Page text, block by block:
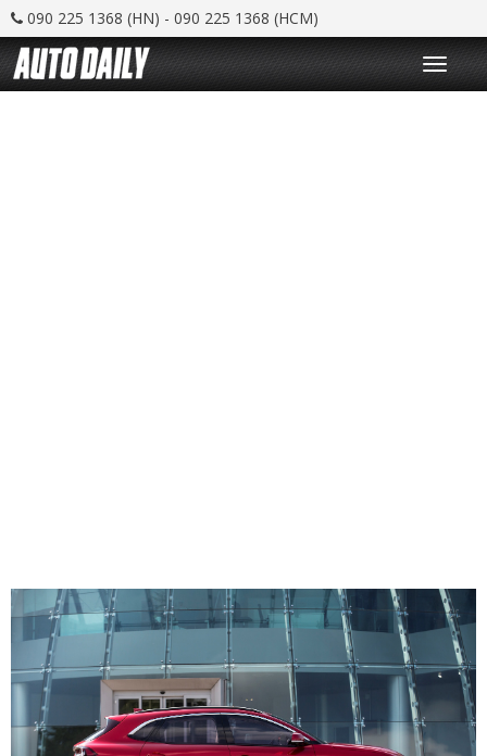
090 225 1368 (HN) - 090 225 1368 (HCM)
T
o
g